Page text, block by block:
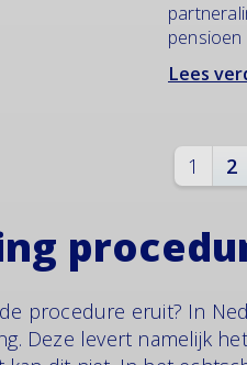
pensioen
Lees
1 2
procedure eruit? In
Deze levert namelijk